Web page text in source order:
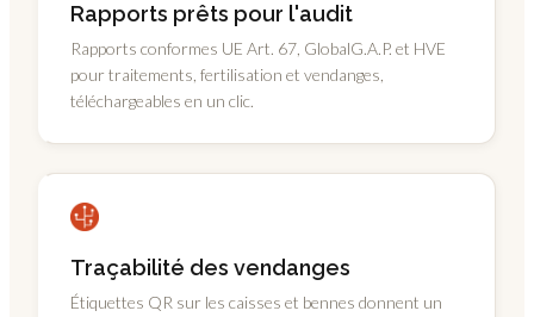
Rapports prêts pour l'audit
Rapports conformes UE Art. 67, GlobalG.A.P. et HVE
pour traitements, fertilisation et vendanges,
téléchargeables en un clic.
Traçabilité des vendanges
Étiquettes QR sur les caisses et bennes donnent un